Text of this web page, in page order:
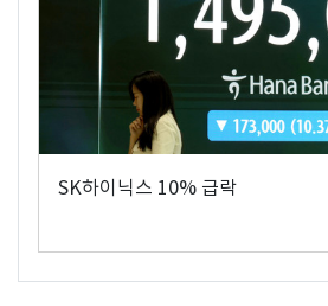
SK하이닉스 10% 급락